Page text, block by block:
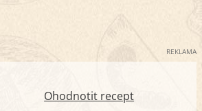
REKLAMA
Ohodnotit recept